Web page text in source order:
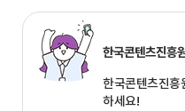
한국콘텐츠진흥
한국콘텐츠진흥
하세요!